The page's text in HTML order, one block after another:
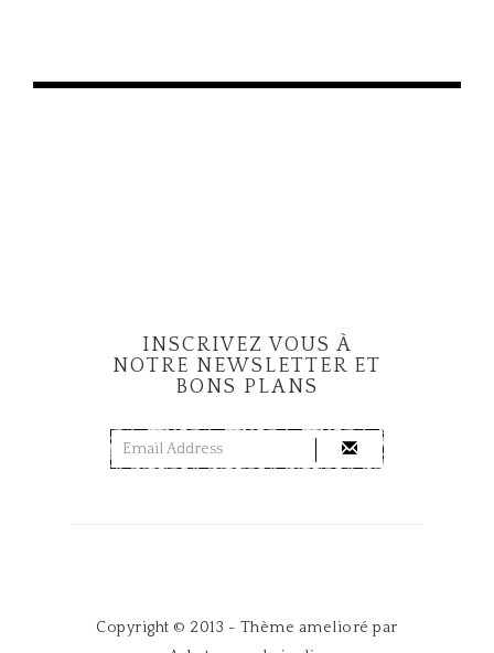
INSCRIVEZ VOUS À
NOTRE NEWSLETTER ET
BONS PLANS
Copyright © 2013 - Thème amelioré par